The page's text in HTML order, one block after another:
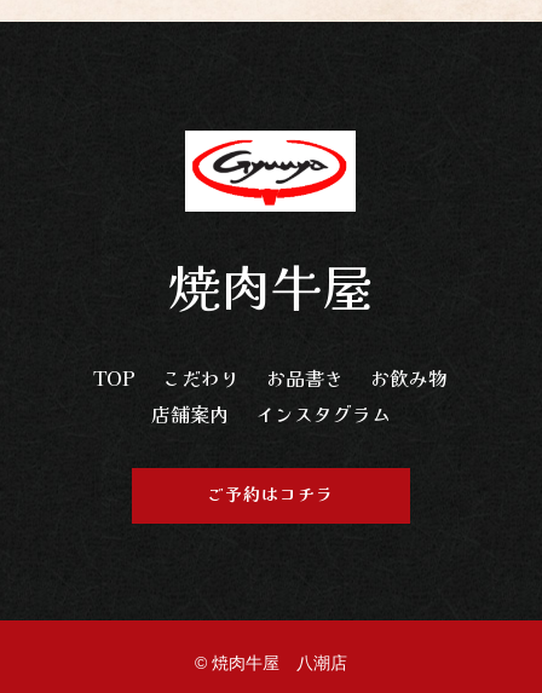
焼肉牛屋
TOP こだわり お品書き
お飲み物
店舗案内
インスタグラム
ご予約はコチラ
© 焼肉牛屋 八潮店